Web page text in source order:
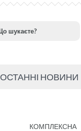
ОСТАННІ НОВИНИ
КОМПЛЕКСНА